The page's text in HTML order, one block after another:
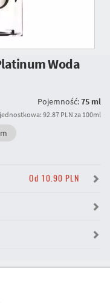
Woda
Pojemność:75 ml
92.87 PLN za 100ml
Od 10.90 PLN